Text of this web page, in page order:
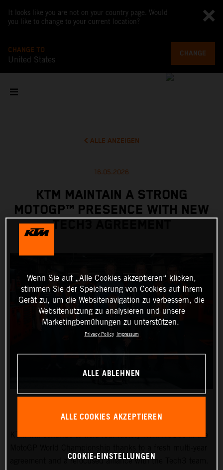
It looks like you are not on your country page. Would
you like to change to your current location?
CHANGE TO
United States
CHANGE
ALLE ANZEIGEN
16.05.2026
KTM MAINTAIN A STRONG
MOTOGP™ PRESENCE WITH NEW
TECH3 AGREEMENT
KTM will continue to field four factory KTM RC16s in the
agreement and a refocused alliance with the Tech3 team.
Wenn Sie auf „Alle Cookies akzeptieren“ klicken,
stimmen Sie der Speicherung von Cookies auf Ihrem
Gerät zu, um die Websitenavigation zu verbessern, die
Websitenutzung zu analysieren und unsere
Marketingbemühungen zu unterstützen.
Privacy Policy Impressum
ALLE ABLEHNEN
ALLE COOKIES AKZEPTIEREN
COOKIE-EINSTELLUNGEN